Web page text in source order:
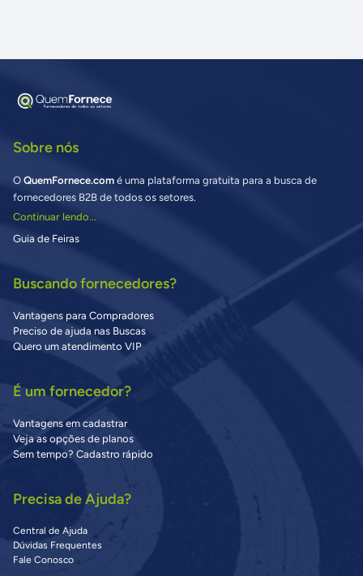
Sobre nós
O QuemFornece.com é uma plataforma gratuita para a busca de
fornecedores B2B de todos os setores.
Continuar lendo...
Guia de Feiras
Buscando fornecedores?
Vantagens para Compradores
Preciso de ajuda nas Buscas
Quero um atendimento VIP
É um fornecedor?
Vantagens em cadastrar
Veja as opções de planos
Sem tempo? Cadastro rápido
Precisa de Ajuda?
Central de Ajuda
Dúvidas Frequentes
Fale Conosco